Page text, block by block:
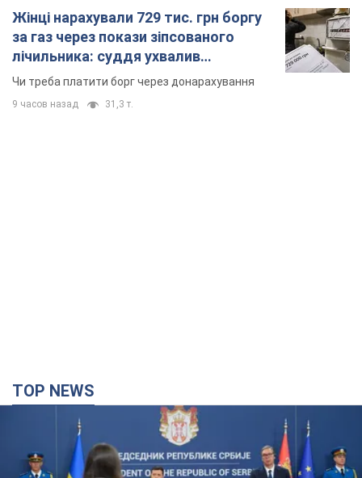
Жінці нарахували 729 тис. грн боргу
за газ через покази зіпсованого
лічильника: суддя ухвалив
неочікуване рішення
Чи треба платити борг через донарахування
9 часов назад 31,3 т.
TOP NEWS